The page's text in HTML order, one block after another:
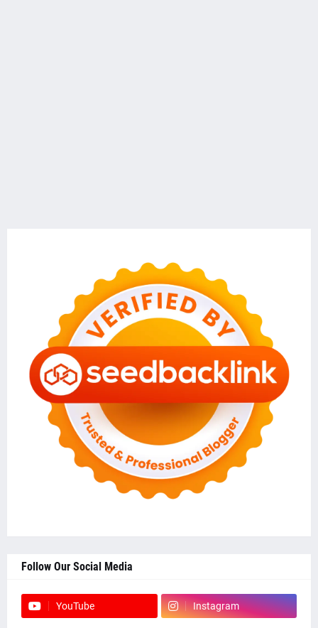
Follow Our Social Media
YouTube Instagram